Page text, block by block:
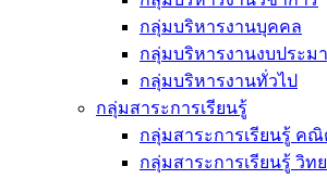
กลุ่มบริหารงานบุคคล
กลุ่มบริหารงานงบประม
กลุ่มบริหารงานทั่วไป
กลุ่มสาระการเรียนรู้
กลุ่มสาระการเรียนรู้ ค
กลุ่มสาระการเรียนรู้ วิท